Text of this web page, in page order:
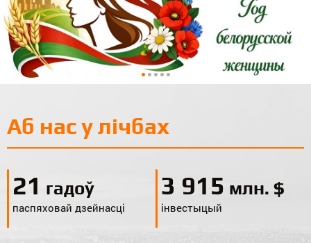
Аб нас у лічбах
24 гадоў
паспяховай дзейнасці
4 336 млн. $
інвестыцый